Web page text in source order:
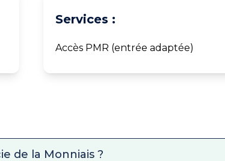
Services :
Accès PMR (entrée adaptée)
de la Monniais ?